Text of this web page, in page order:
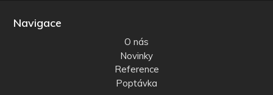
Navigace
O nás
Novinky
Reference
Poptávka